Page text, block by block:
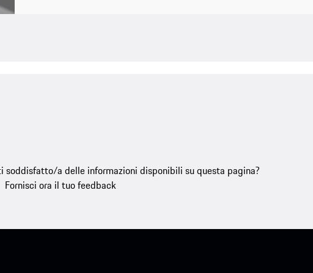
soddisfatto/a delle informazioni disponibili su questa pagina?
Fornisci ora il tuo feedback